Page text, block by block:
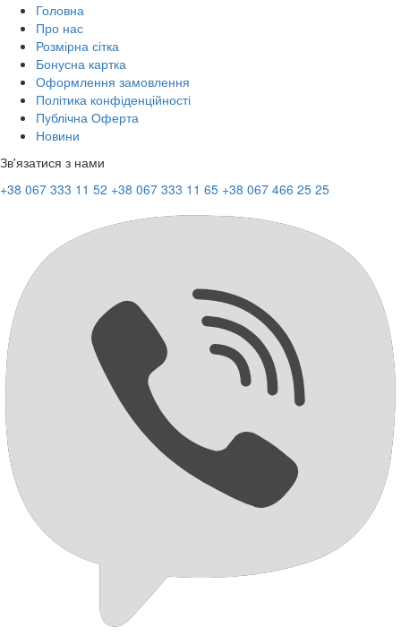
Головна
Про нас
Розмірна сітка
Бонусна картка
Оформлення замовлення
Політика конфіденційності
Публічна Оферта
Новини
Зв'язатися з нами
+38 067 333 11 52 +38 067 333 11 65 +38 067 466 25 25